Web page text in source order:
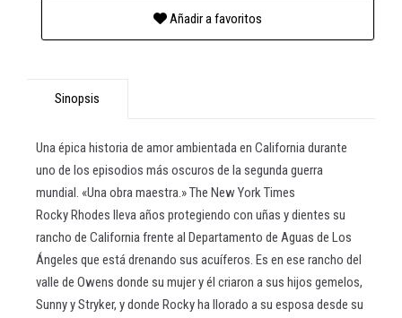
Añadir a favoritos
Sinopsis
Una épica historia de amor ambientada en California durante
uno de los episodios más oscuros de la segunda guerra
mundial. «Una obra maestra.» The New York Times
Rocky Rhodes lleva años protegiendo con uñas y dientes su
rancho de California frente al Departamento de Aguas de Los
Ángeles que está drenando sus acuíferos. Es en ese rancho del
valle de Owens donde su mujer y él criaron a sus hijos gemelos,
Sunny y Stryker, y donde Rocky ha llorado a su esposa desde su